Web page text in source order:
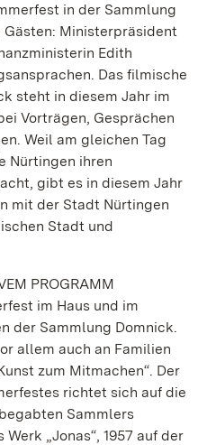
in der Sammlung
Ministerpräsident
Edith
Das filmische
steht in diesem Jahr im
Vorträgen, Gesprächen
Weil am gleichen Tag
Nürtingen ihren
gibt es in diesem Jahr
mit der Stadt Nürtingen
Stadt und
PROGRAMM
im Haus und im
der Sammlung Domnick.
allem auch an Familien
zum Mitmachen“. Der
richtet sich auf die
Sammlers
„Jonas“, 1957 auf der